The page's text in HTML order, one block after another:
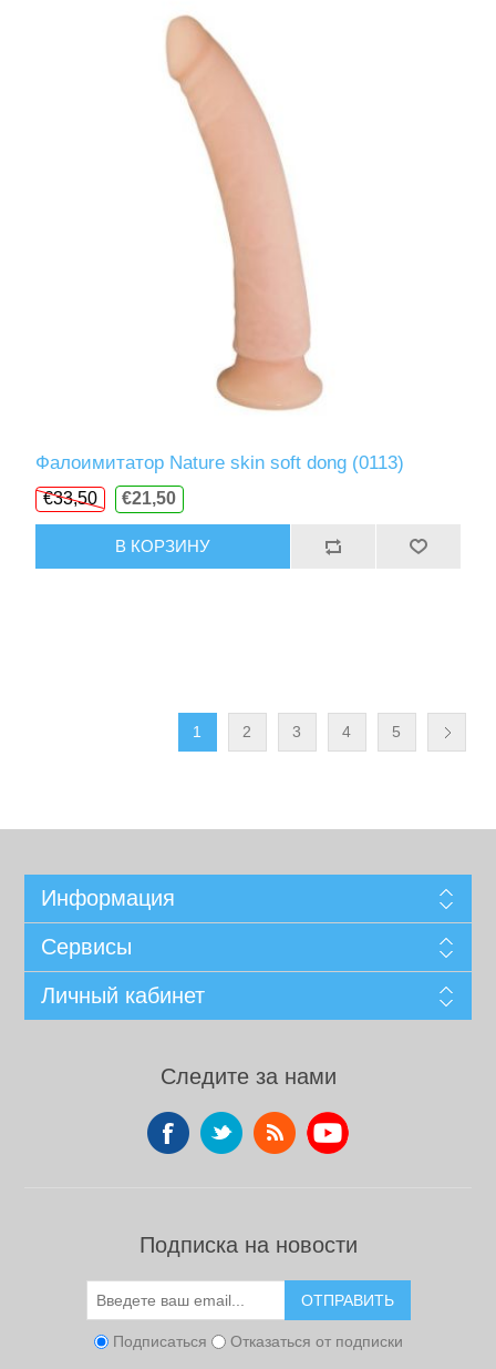
Фалоимитатор Nature skin soft dong (0113)
€33,50 €21,50
В КОРЗИНУ
1 2 3 4 5
Информация
Сервисы
Личный кабинет
Следите за нами
Подписка на новости
ОТПРАВИТЬ
Подписаться Отказаться от подписки